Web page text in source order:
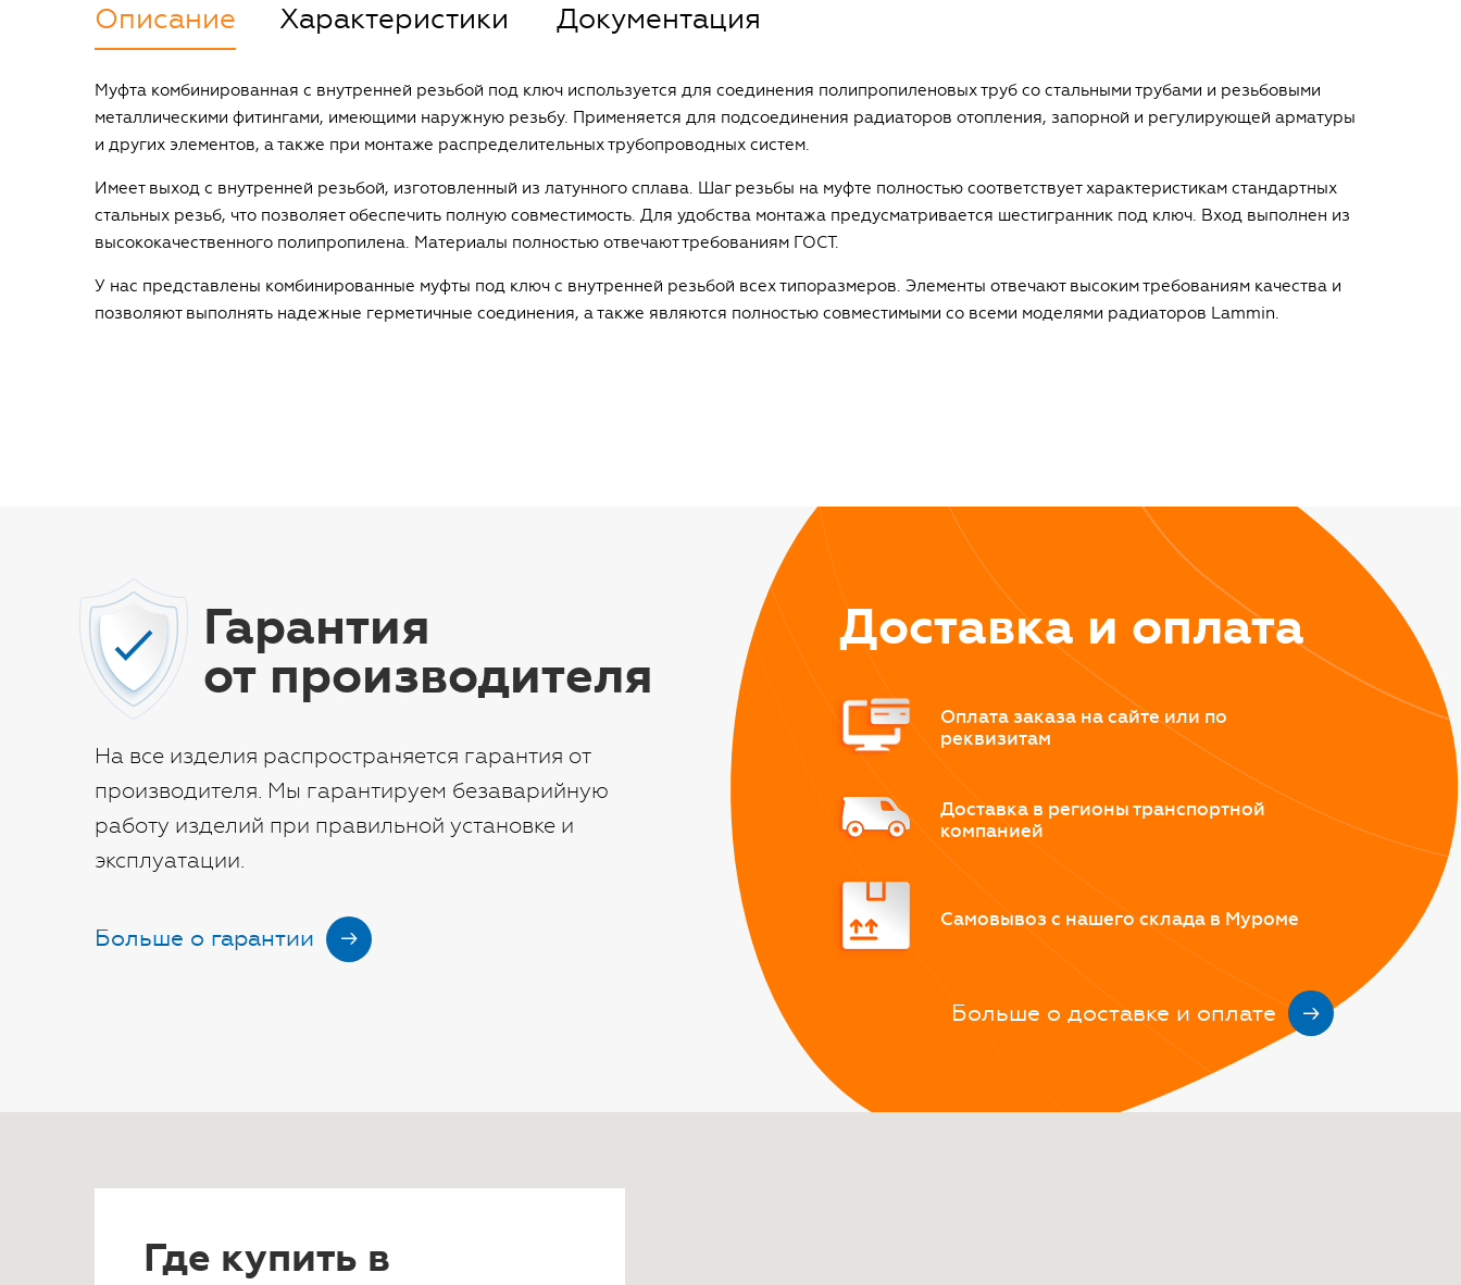
Описание Характеристики Документация
Муфта комбинированная с внутренней резьбой под ключ используется для соединения полипропиленовых труб со стальными трубами и резьбовыми
металлическими фитингами, имеющими наружную резьбу. Применяется для подсоединения радиаторов отопления, запорной и регулирующей арматуры
и других элементов, а также при монтаже распределительных трубопроводных систем.
Имеет выход с внутренней резьбой, изготовленный из латунного сплава. Шаг резьбы на муфте полностью соответствует характеристикам стандартных
стальных резьб, что позволяет обеспечить полную совместимость. Для удобства монтажа предусматривается шестигранник под ключ. Вход выполнен из
высококачественного полипропилена. Материалы полностью отвечают требованиям ГОСТ.
У нас представлены комбинированные муфты под ключ с внутренней резьбой всех типоразмеров. Элементы отвечают высоким требованиям качества и
позволяют выполнять надежные герметичные соединения, а также являются полностью совместимыми со всеми моделями радиаторов Lammin.
Гарантия
от производителя
На все изделия распространяется гарантия от
производителя. Мы гарантируем безаварийную
работу изделий при правильной установке и
эксплуатации.
Больше о гарантии
Доставка и оплата
Оплата заказа на сайте или по
реквизитам
Доставка в регионы транспортной
компанией
Самовывоз с нашего склада в Муроме
Больше о доставке и оплате
Где купить в